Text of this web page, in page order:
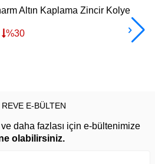
Altın Kaplama Zincir Kolye
%30
E-BÜLTEN
daha fazlası için e-bültenimize
olabilirsiniz.